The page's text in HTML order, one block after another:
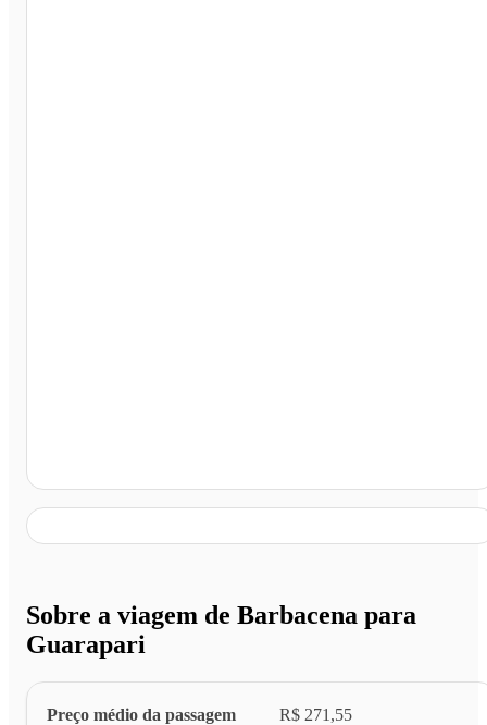
Sobre a viagem de Barbacena para
Guarapari
Preço médio da passagem R$ 271,55